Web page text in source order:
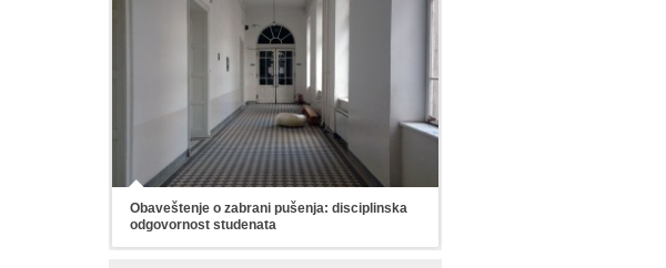
Obaveštenje o zabrani pušenja: disciplinska
odgovornost studenata